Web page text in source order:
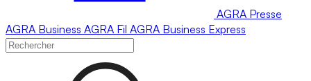
AGRA Presse
AGRA Business AGRA Fil AGRA Business Express